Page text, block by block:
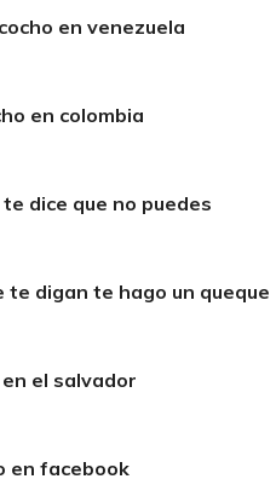
en venezuela
en colombia
dice que no puedes
te digan te hago un queque
el salvador
en facebook